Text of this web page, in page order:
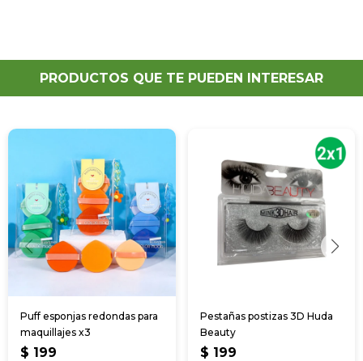
PRODUCTOS QUE TE PUEDEN INTERESAR
Puff esponjas redondas para
maquillajes x3
$ 199
Pestañas postizas 3D Huda
Beauty
$ 199